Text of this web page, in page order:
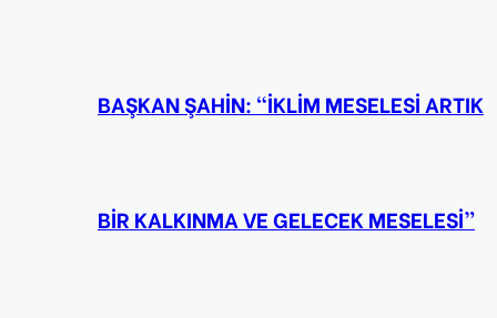
BAŞKAN ŞAHİN: “İKLİM MESELESİ ARTIK
BİR KALKINMA VE GELECEK MESELESİ”